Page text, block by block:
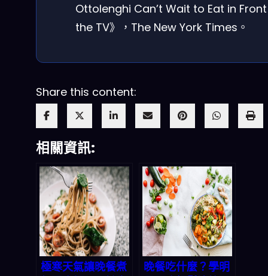
Ottolenghi Can’t Wait to Eat in
the TV》，The New York Times。
Share this content:
相關資訊:
極寒天氣讓晚餐煮
晚餐吃什麼？學明